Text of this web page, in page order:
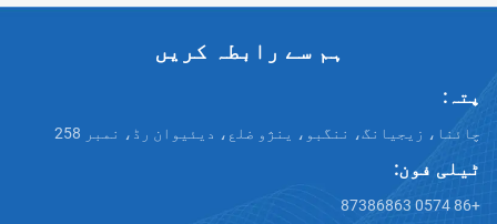
ہم سے رابطہ کریں
ننگبو، ینژو ضلع، دیئیوان رڈ، نمبر 258